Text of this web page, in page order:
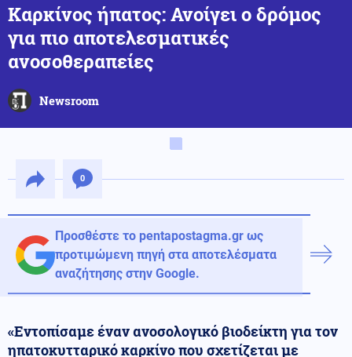
Καρκίνος ήπατος: Ανοίγει ο δρόμος
για πιο αποτελεσματικές
ανοσοθεραπείες
Newsroom
0
Προσθέστε το pentapostagma.gr ως
προτιμώμενη πηγή στα αποτελέσματα
αναζήτησης στην Google.
«Εντοπίσαμε έναν ανοσολογικό βιοδείκτη για τον
ηπατοκυτταρικό καρκίνο που σχετίζεται με